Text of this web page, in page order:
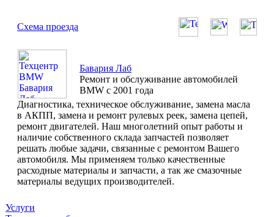
Схема проезда
Бавария Лаб
Ремонт и обслуживание автомобилей
BMW с 2001 года
Диагностика, техническое обслуживание, замена масла
в АКПП, замена и ремонт рулевых реек, замена цепей,
ремонт двигателей. Наш многолетний опыт работы и
наличие собственного склада запчастей позволяет
решать любые задачи, связанные с ремонтом Вашего
автомобиля. Мы применяем только качественные
расходные материалы и запчасти, а так же смазочные
материалы ведущих производителей.
Услуги